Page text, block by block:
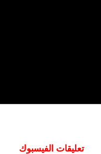
تعليقات الفيسبوك